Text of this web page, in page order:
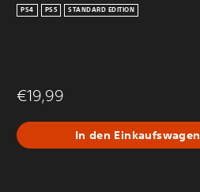
PS4 PS5 STANDARD EDITION
€19,99
In den Einkaufswagen